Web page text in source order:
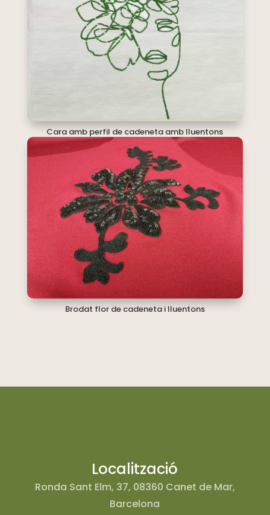
Cara amb perfil de cadeneta amb lluentons
Brodat flor de cadeneta i lluentons
Localització
Ronda Sant Elm, 37, 08360 Canet de Mar,
Barcelona